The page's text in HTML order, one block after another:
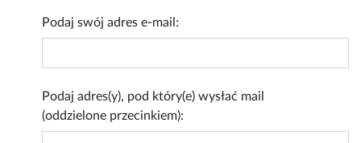
Podaj swój adres e-mail:
Podaj adres(y), pod który(e) wysłać mail
(oddzielone przecinkiem):